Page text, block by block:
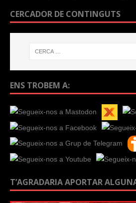
CERCADOR DE CONTINGUTS
ENS TROBEM A:
T’AGRADARIA APORTAR